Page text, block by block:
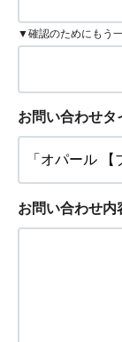
▼確認のためにもう
お問い合わせタ
お問い合わせ内